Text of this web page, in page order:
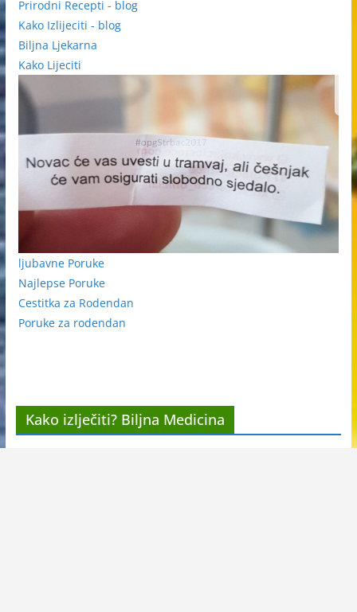
Prirodni Recepti - blog
Kako Izlijeciti - blog
Biljna Ljekarna
Kako Lijeciti
ljubavne Poruke
Najlepse Poruke
Cestitka za Rodendan
Poruke za rodendan
Kako izlječiti? Biljna Medicina